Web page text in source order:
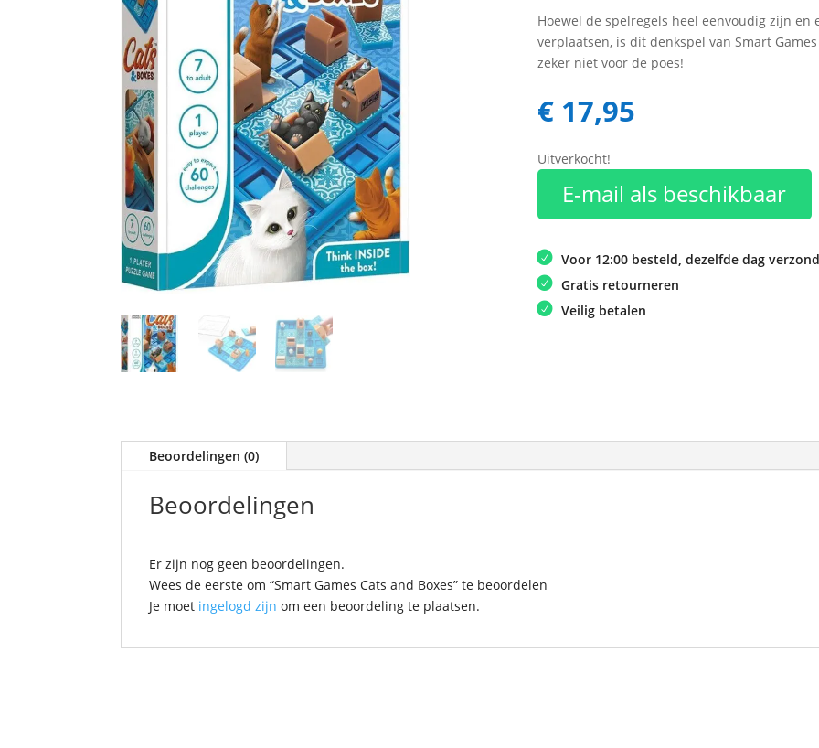
Hoewel de spelregels heel eenvoudig zijn
verplaatsen, is dit denkspel van Smart
zeker niet voor de poes!
€17,95
Uitverkocht!
E-mail als beschikbaar
Voor 12:00 besteld, dezelfde dag
Gratis retourneren
Veilig betalen
Beoordelingen (0)
Beoordelingen
Er zijn nog geen beoordelingen.
Wees de eerste om “Smart Games Cats and Boxes” te beoordelen
Je moet ingelogd zijn om een beoordeling te plaatsen.